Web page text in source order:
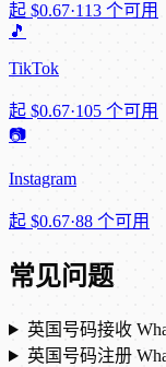
起 $0.67·113 个可用
🎵
TikTok
起 $0.67·105 个可用
📷
Instagram
起 $0.67·88 个可用
常见问题
英国号码接收
英国号码注册